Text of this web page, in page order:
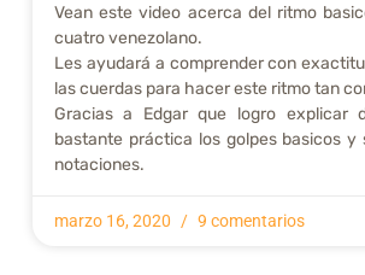
Vean este video acerca del ritmo
cuatro venezolano.
Les ayudará a comprender con
las cuerdas para hacer este ritmo tan
Gracias a Edgar que logro explicar
bastante práctica los golpes basicos y
notaciones.
marzo 16, 2020 9 comentarios